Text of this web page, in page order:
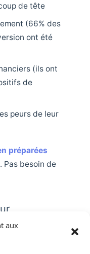
aux
de tête
(66% des
ont été
(ils ont
de
peurs de leur
préparées
Pas besoin de